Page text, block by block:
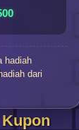
hadiah
dari
Kupon